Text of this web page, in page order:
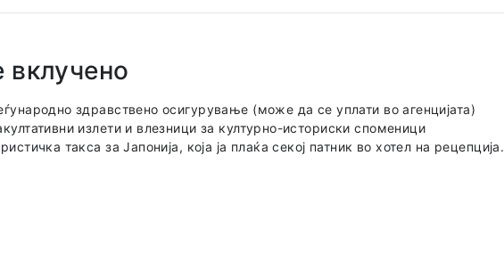
вклучено
здравствено осигурување (може да се уплати во агенцијата)
излети и влезници за културно-историски споменици
такса за Јапонија, која ја плаќа секој патник во хотел на рецепција.